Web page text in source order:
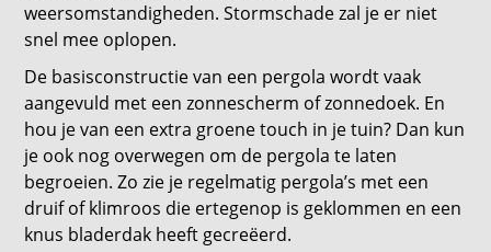
weersomstandigheden. Stormschade zal je er niet
snel mee oplopen.
De basisconstructie van een pergola wordt vaak
aangevuld met een zonnescherm of zonnedoek. En
hou je van een extra groene touch in je tuin? Dan kun
je ook nog overwegen om de pergola te laten
begroeien. Zo zie je regelmatig pergola’s met een
druif of klimroos die ertegenop is geklommen en een
knus bladerdak heeft gecreëerd.